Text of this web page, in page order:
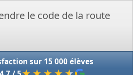
sur 15 000 élèves